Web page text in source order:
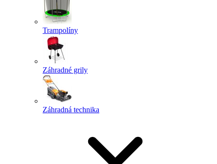
Trampolíny
Záhradné grily
Záhradná technika